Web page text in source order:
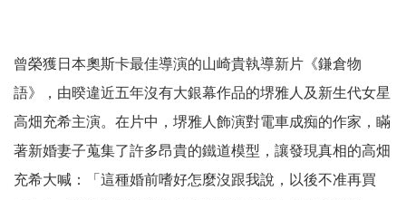
曾榮獲日本奧斯卡最佳導演的山崎貴執導新片《鎌倉物
語》，由暌違近五年沒有大銀幕作品的堺雅人及新生代女星
高畑充希主演。在片中，堺雅人飾演對電車成痴的作家，瞞
著新婚妻子蒐集了許多昂貴的鐵道模型，讓發現真相的高畑
充希大喊：「這種婚前嗜好怎麼沒跟我說，以後不准再買